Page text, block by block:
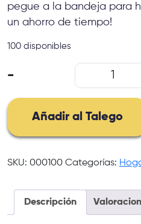
pegue a la bandeja para
un ahorro de tiempo!
100 disponibles
-
Añadir al Talego
SKU: 000100 Categorías:
Descripción